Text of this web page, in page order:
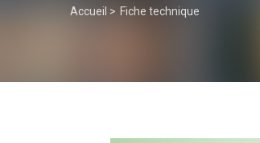
Fil
Accueil > Fiche technique